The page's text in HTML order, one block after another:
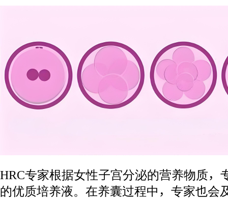
HRC专家根据女性子宫分泌的营养物质，
的优质培养液。在养囊过程中，专家也会